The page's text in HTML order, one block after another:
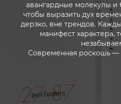
авангардные молекулы и
чтобы выразить дух
дерзко, вне трендов.
манифест характера,
Современная роскошь